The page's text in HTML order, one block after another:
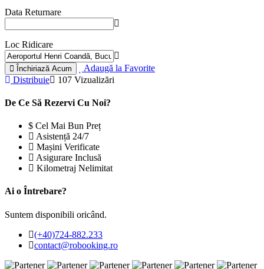
Data Returnare
Loc Ridicare
Închiriază Acum
Adaugă la Favorite
Distribuie
107 Vizualizări
De Ce Să Rezervi Cu Noi?
Cel Mai Bun Preț
Asistență 24/7
Mașini Verificate
Asigurare Inclusă
Kilometraj Nelimitat
Ai o Întrebare?
Suntem disponibili oricând.
(+40)724-882.233
contact@robooking.ro